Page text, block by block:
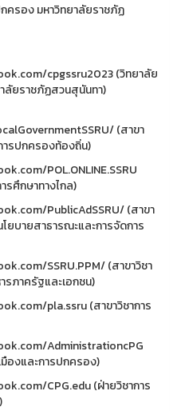
ครอง มหาวิทยาลัยราชภัฏ
cpgssru2023 (วิทยาลัย
ลัยราชภัฏสวนสุนันทา)
(สาขา
ารปกครองท้องถิ่น)
POL.ONLINE.SSRU
ศึกษาทางไกล)
PublicAdSSRU/ (สาขา
ยบายสาธารณะและการจัดการ
SSRU.PPM/ (สาขาวิชา
ภาครัฐและเอกชน)
pla.ssru (สาขาวิชาการ
AdministrationcPG
องและการปกครอง)
CPG.edu (ฝ่ายวิชาการ